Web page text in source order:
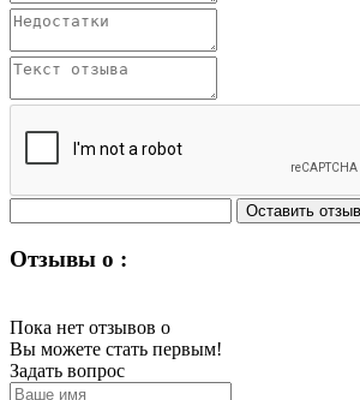
Отзывы о :
Пока нет отзывов о
Вы можете стать первым!
Задать вопрос